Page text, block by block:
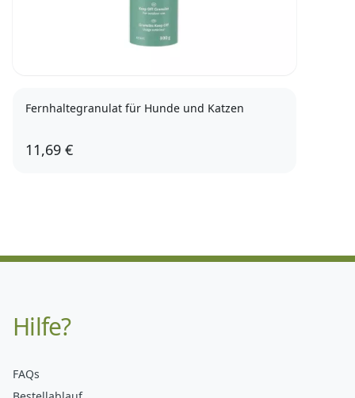
Fernhaltegranulat für Hunde und Katzen
11,69 €
Hilfe?
FAQs